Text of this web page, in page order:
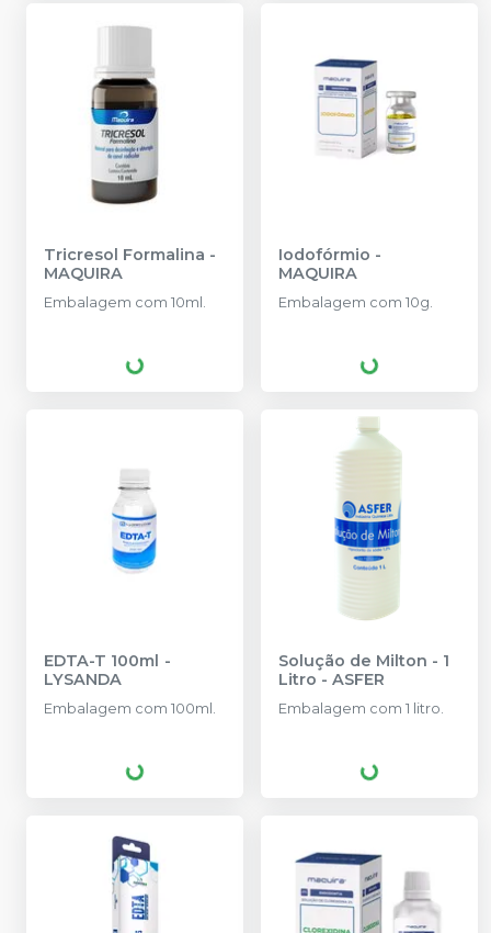
Tricresol Formalina -
MAQUIRA
Embalagem com 10ml.
Iodofórmio -
MAQUIRA
Embalagem com 10g.
EDTA-T 100ml -
LYSANDA
Embalagem com 100ml.
Solução de Milton - 1
Litro - ASFER
Embalagem com 1 litro.